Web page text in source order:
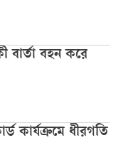
বার্তা বহন করে
ধীরগতি